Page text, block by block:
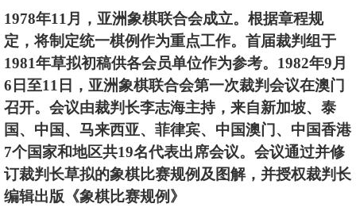
1978年11月，亚洲象棋联合会成立。根据章程规
定，将制定统一棋例作为重点工作。首届裁判组于
1981年草拟初稿供各会员单位作为参考。1982年9月
6日至11日，亚洲象棋联合会第一次裁判会议在澳门
召开。会议由裁判长李志海主持，来自新加坡、泰
国、中国、马来西亚、菲律宾、中国澳门、中国香港
7个国家和地区共19名代表出席会议。会议通过并修
订裁判长草拟的象棋比赛规例及图解，并授权裁判长
编辑出版《象棋比赛规例》